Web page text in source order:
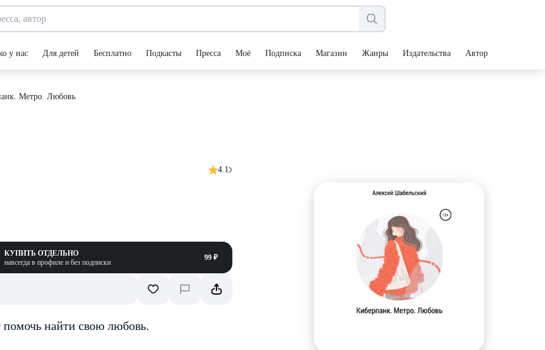
у нас Для детей Бесплатно Подкасты Пресса Моё Подписка Магазин Жанры Издательства Авторы
Метро. Любовь
4.1
КУПИТЬ ОТДЕЛЬНО
навсегда в профиле и без подписки
99 ₽
найти свою любовь.